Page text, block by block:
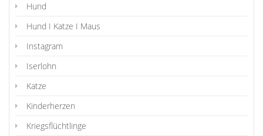
Hund
Hund I Katze I Maus
Instagram
Iserlohn
Katze
Kinderherzen
Kriegsflüchtlinge